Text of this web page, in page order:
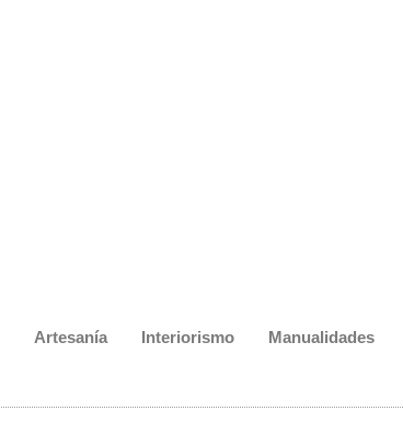
Artesanía Interiorismo Manualidades